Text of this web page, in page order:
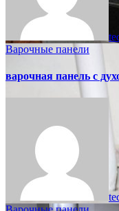
Варочные панели
варочная панель с